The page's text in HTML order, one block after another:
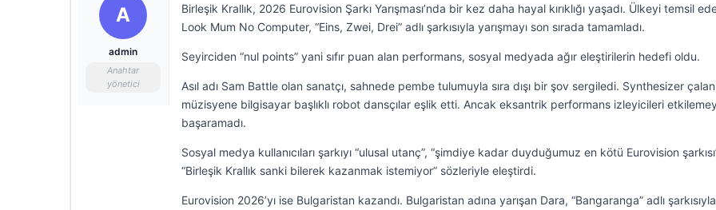
A
admin
Anahtar
yönetici
Birleşik Krallık, 2026 Eurovision Şarkı Yarışması’nda bir kez daha hayal kırıklığı yaşadı. Ülkeyi temsil
Look Mum No Computer, “Eins, Zwei, Drei” adlı şarkısıyla yarışmayı son sırada tamamladı.
Seyirciden “nul points” yani sıfır puan alan performans, sosyal medyada ağır eleştirilerin hedefi oldu.
Asıl adı Sam Battle olan sanatçı, sahnede pembe tulumuyla sıra dışı bir şov sergiledi. Synthesizer çalan
müzisyene bilgisayar başlıklı robot dansçılar eşlik etti. Ancak eksantrik performans izleyicileri
başaramadı.
Sosyal medya kullanıcıları şarkıyı “ulusal utanç”, “şimdiye kadar duyduğumuz en kötü Eurovision
“Birleşik Krallık sanki bilerek kazanmak istemiyor” sözleriyle eleştirdi.
Eurovision 2026’yı ise Bulgaristan kazandı. Bulgaristan adına yarışan Dara, “Bangaranga” adlı